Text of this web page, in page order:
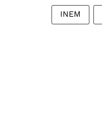
INEM